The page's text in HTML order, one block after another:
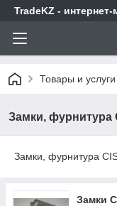
TradeKZ - интернет-
Товары и услуги
Замки, фурнитура
Замки, фурнитура
Замки